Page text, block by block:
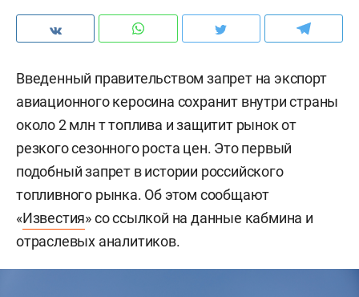
Введенный правительством запрет на экспорт
авиационного керосина сохранит внутри страны
около 2 млн т топлива и защитит рынок от
резкого сезонного роста цен. Это первый
подобный запрет в истории российского
топливного рынка. Об этом сообщают
«Известия» со ссылкой на данные кабмина и
отраслевых аналитиков.